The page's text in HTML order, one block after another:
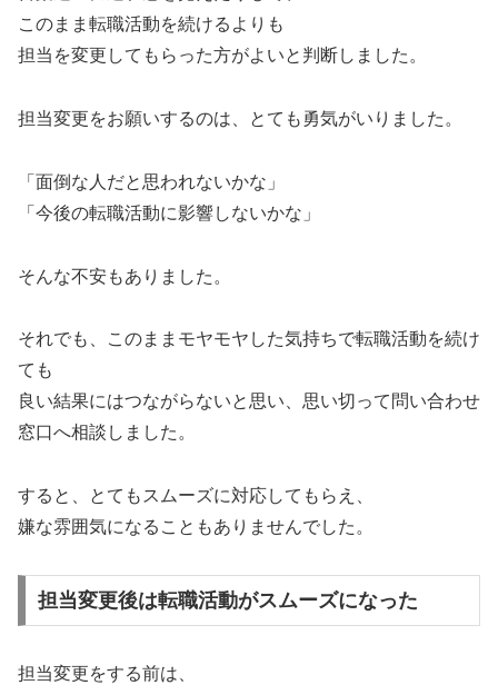
このまま転職活動を続けるよりも
担当を変更してもらった方がよいと判断しました。
担当変更をお願いするのは、とても勇気がいりました。
「面倒な人だと思われないかな」
「今後の転職活動に影響しないかな」
そんな不安もありました。
それでも、このままモヤモヤした気持ちで転職活動を続け
ても
良い結果にはつながらないと思い、思い切って問い合わせ
窓口へ相談しました。
すると、とてもスムーズに対応してもらえ、
嫌な雰囲気になることもありませんでした。
担当変更後は転職活動がスムーズになった
担当変更をする前は、